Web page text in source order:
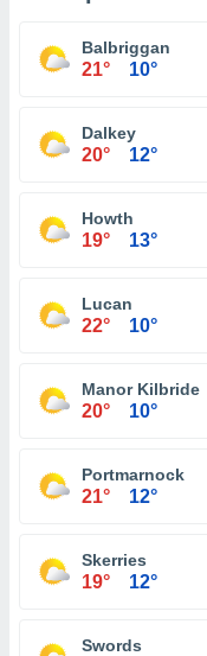
Balbriggan
21° 10°
Dalkey
20° 12°
Howth
19° 13°
Lucan
22° 10°
Manor Kilbride
20° 10°
Portmarnock
21° 12°
Skerries
19° 12°
Swords